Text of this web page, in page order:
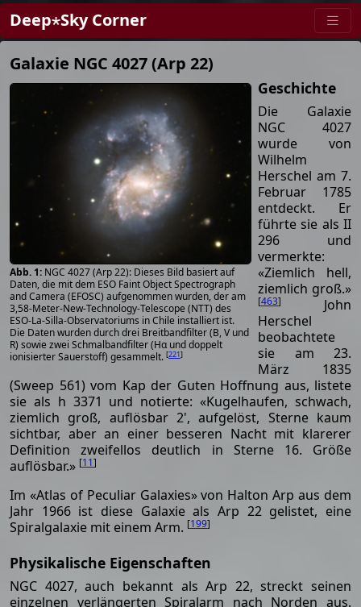
Deep⋆Sky Corner
Galaxie NGC 4027 (Arp 22)
NGC 4027 (Arp 22): Dieses Bild basiert auf
Daten, die mit dem ESO Faint Object Spectrograph
and Camera (EFOSC) aufgenommen wurden, der am
3,58-Meter-New-Technology-Telescope (NTT) des
ESO-La-Silla-Observatoriums in Chile installiert ist.
Die Daten wurden durch drei Breitbandfilter (B, V und
R) sowie zwei Schmalbandfilter (Hα und doppelt
ionisierter Sauerstoff) gesammelt. [221]
Geschichte
Die Galaxie
NGC 4027
wurde von
Wilhelm
Herschel am 7.
Februar 1785
entdeckt. Er
führte sie als II
296 und
vermerkte:
«Ziemlich hell,
ziemlich groß.»
[463]
John
Herschel
beobachtete
sie am 23.
März 1835
(Sweep 561) vom Kap der Guten Hoffnung aus, listete
sie als h 3371 und notierte: «Kugelhaufen, schwach,
ziemlich groß, auflösbar 2', aufgelöst, Sterne kaum
sichtbar, aber an einer besseren Nacht mit klarerer
Definition zweifellos deutlich in Sterne 16. Größe
auflösbar.» [11]
Im «Atlas of Peculiar Galaxies» von Halton Arp aus dem
Jahr 1966 ist diese Galaxie als Arp 22 gelistet, eine
Spiralgalaxie mit einem Arm. [199]
Physikalische Eigenschaften
NGC 4027, auch bekannt als Arp 22, streckt seinen
einzelnen verlängerten Spiralarm nach Norden aus.